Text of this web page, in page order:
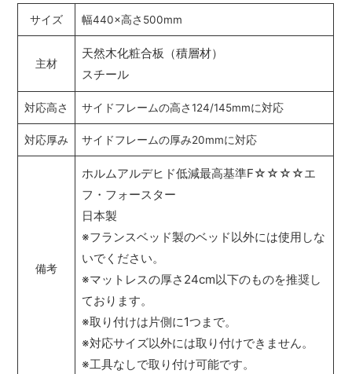
サイズ 幅440×高さ500mm
主材
天然木化粧合板（積層材）
スチール
対応高さ サイドフレームの高さ124/145mmに対応
対応厚み サイドフレームの厚み20mmに対応
備考
ホルムアルデヒド低減最高基準F☆☆☆☆エ
フ・フォースター
日本製
※フランスベッド製のベッド以外には使用しな
いでください。
※マットレスの厚さ24cm以下のものを推奨し
ております。
※取り付けは片側に1つまで。
※対応サイズ以外には取り付けできません。
※工具なしで取り付け可能です。